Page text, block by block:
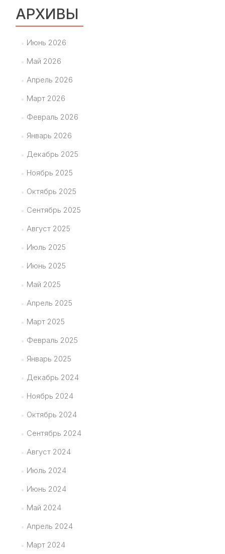
АРХИВЫ
Июнь 2026
Май 2026
Апрель 2026
Март 2026
Февраль 2026
Январь 2026
Декабрь 2025
Ноябрь 2025
Октябрь 2025
Сентябрь 2025
Август 2025
Июль 2025
Июнь 2025
Май 2025
Апрель 2025
Март 2025
Февраль 2025
Январь 2025
Декабрь 2024
Ноябрь 2024
Октябрь 2024
Сентябрь 2024
Август 2024
Июль 2024
Июнь 2024
Май 2024
Апрель 2024
Март 2024